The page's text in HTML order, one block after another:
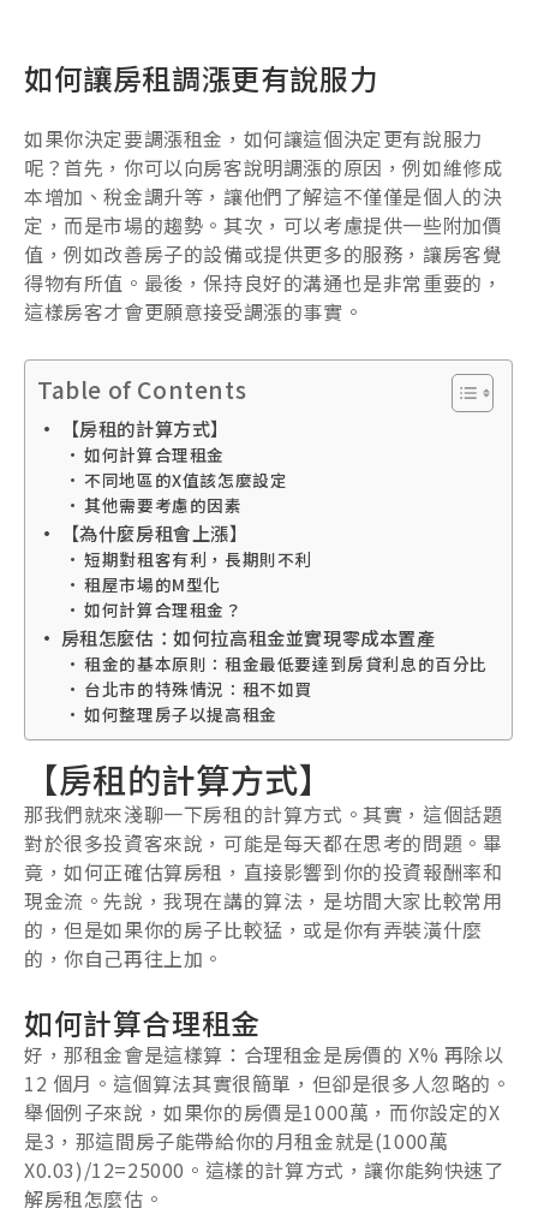
如何讓房租調漲更有說服力
如果你決定要調漲租金，如何讓這個決定更有說服力
呢？首先，你可以向房客說明調漲的原因，例如維修成
本增加、稅金調升等，讓他們了解這不僅僅是個人的決
定，而是市場的趨勢。其次，可以考慮提供一些附加價
值，例如改善房子的設備或提供更多的服務，讓房客覺
得物有所值。最後，保持良好的溝通也是非常重要的，
這樣房客才會更願意接受調漲的事實。
Table of Contents
【房租的計算方式】
如何計算合理租金
不同地區的X值該怎麼設定
其他需要考慮的因素
【為什麼房租會上漲】
短期對租客有利，長期則不利
租屋市場的M型化
如何計算合理租金？
房租怎麼估：如何拉高租金並實現零成本置產
租金的基本原則：租金最低要達到房貸利息的百分比
台北市的特殊情況：租不如買
如何整理房子以提高租金
【房租的計算方式】
那我們就來淺聊一下房租的計算方式。其實，這個話題
對於很多投資客來說，可能是每天都在思考的問題。畢
竟，如何正確估算房租，直接影響到你的投資報酬率和
現金流。先說，我現在講的算法，是坊間大家比較常用
的，但是如果你的房子比較猛，或是你有弄裝潢什麼
的，你自己再往上加。
如何計算合理租金
好，那租金會是這樣算：合理租金是房價的 X% 再除以
12 個月。這個算法其實很簡單，但卻是很多人忽略的。
舉個例子來說，如果你的房價是1000萬，而你設定的X
是3，那這間房子能帶給你的月租金就是(1000萬
X0.03)/12=25000。這樣的計算方式，讓你能夠快速了
解房租怎麼估。